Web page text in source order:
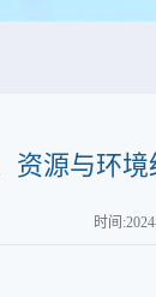
资源与环
时间